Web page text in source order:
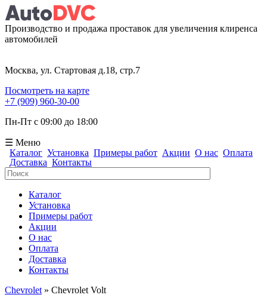
Производство и продажа проставок для увеличения клиренса
автомобилей
Москва, ул. Стартовая д.18, стр.7
Посмотреть на карте
+7 (909) 960-30-00
Пн-Пт с 09:00 до 18:00
☰ Меню
Каталог Установка Примеры работ Акции О нас Оплата
Доставка Контакты
Поиск
Каталог
Установка
Примеры работ
Акции
О нас
Оплата
Доставка
Контакты
Chevrolet » Chevrolet Volt